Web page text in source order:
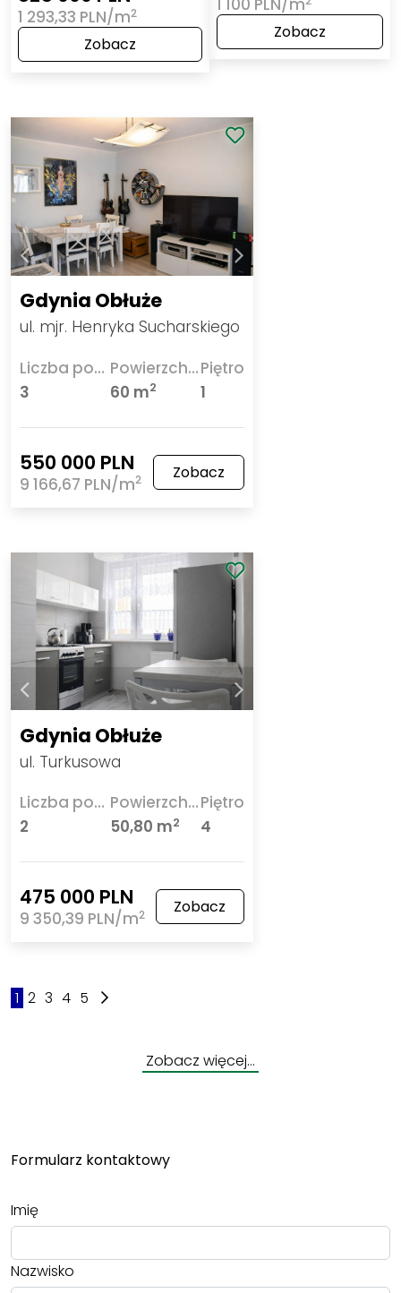
1 293,33 PLN/m2
Zobacz
1 100 PLN/m
Zobacz
Gdynia Obłuże
ul. mjr. Henryka Sucharskiego
Liczba pokoi
3
Powierzchnia
60 m2
Piętro
1
550 000 PLN
9 166,67 PLN/m2 Zobacz
Gdynia Obłuże
ul. Turkusowa
Liczba pokoi
2
Powierzchnia
50,80 m2
Piętro
4
475 000 PLN
9 350,39 PLN/m2 Zobacz
1 2 3 4 5
Zobacz więcej…
Formularz kontaktowy
Imię
Nazwisko